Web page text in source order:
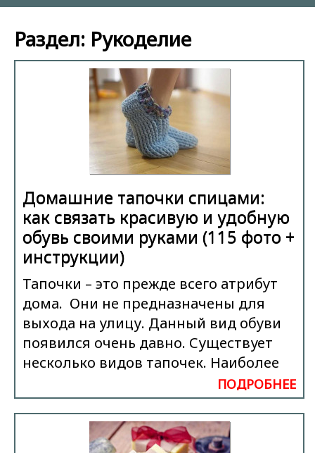
Раздел: Рукоделие
Домашние тапочки спицами:
как связать красивую и удобную
обувь своими руками (115 фото +
инструкции)
Тапочки – это прежде всего атрибут
дома. Они не предназначены для
выхода на улицу. Данный вид обуви
появился очень давно. Существует
несколько видов тапочек. Наиболее
ПОДРОБНЕЕ